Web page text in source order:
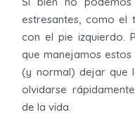
estresantes, como el
con el pie izquierdo.
que manejamos
(y normal) dejar que
olvidarse
de la vida.